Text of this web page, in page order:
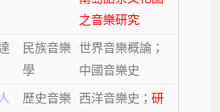
之音樂研究
民族音樂
學
世界音樂概論；
中國音樂史
歷史音樂
西洋音樂史；研